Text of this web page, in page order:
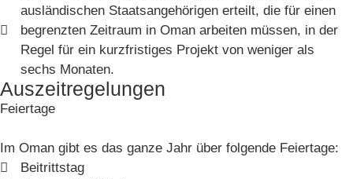
ausländischen Staatsangehörigen erteilt, die für einen
begrenzten Zeitraum in Oman arbeiten müssen, in der
Regel für ein kurzfristiges Projekt von weniger als
sechs Monaten.
Auszeitregelungen
Feiertage
Im Oman gibt es das ganze Jahr über folgende Feiertage:
Beitrittstag